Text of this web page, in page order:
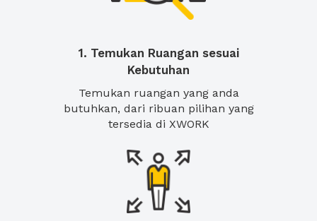
1. Temukan Ruangan sesuai
Kebutuhan
Temukan ruangan yang anda
butuhkan, dari ribuan pilihan yang
tersedia di XWORK